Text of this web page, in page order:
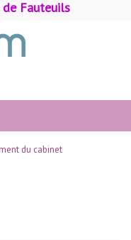
Fauteuils
du cabinet